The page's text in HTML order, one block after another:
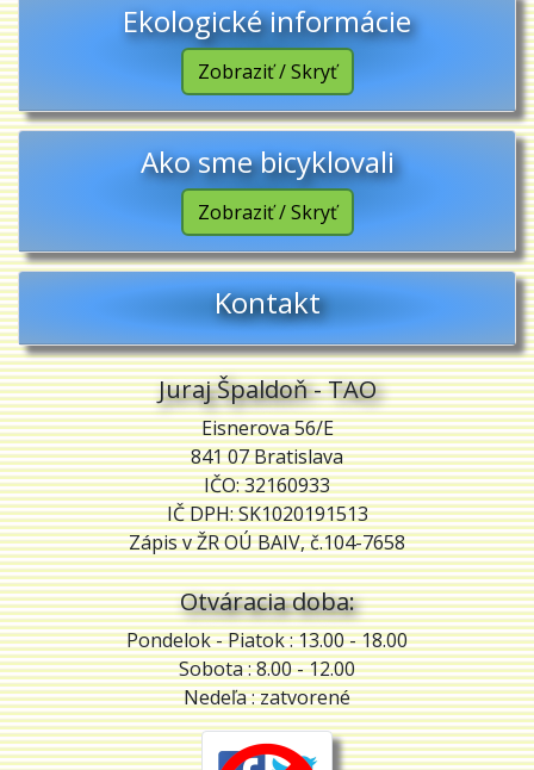
Ekologické informácie
Zobraziť / Skryť
Ako sme bicyklovali
Zobraziť / Skryť
Kontakt
Juraj Špaldoň - TAO
Eisnerova 56/E
841 07 Bratislava
IČO: 32160933
IČ DPH: SK1020191513
Zápis v ŽR OÚ BAIV, č.104-7658
Otváracia doba:
Pondelok - Piatok :13.00 - 18.00
Sobota : 8.00 - 12.00
Nedeľa : zatvorené